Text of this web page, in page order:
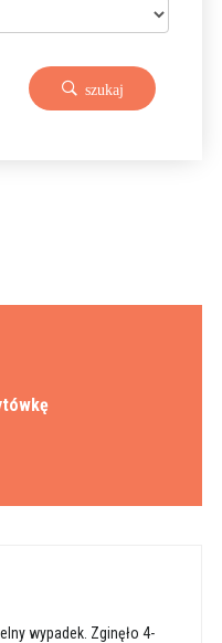
szukaj
wypadek. Zginęło 4-